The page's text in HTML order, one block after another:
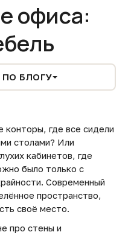
офиса:
ПО БЛОГУ
конторы, где все сидели
столами? Или
кабинетов, где
было только с
Современный
пространство,
своё место.
про стены и